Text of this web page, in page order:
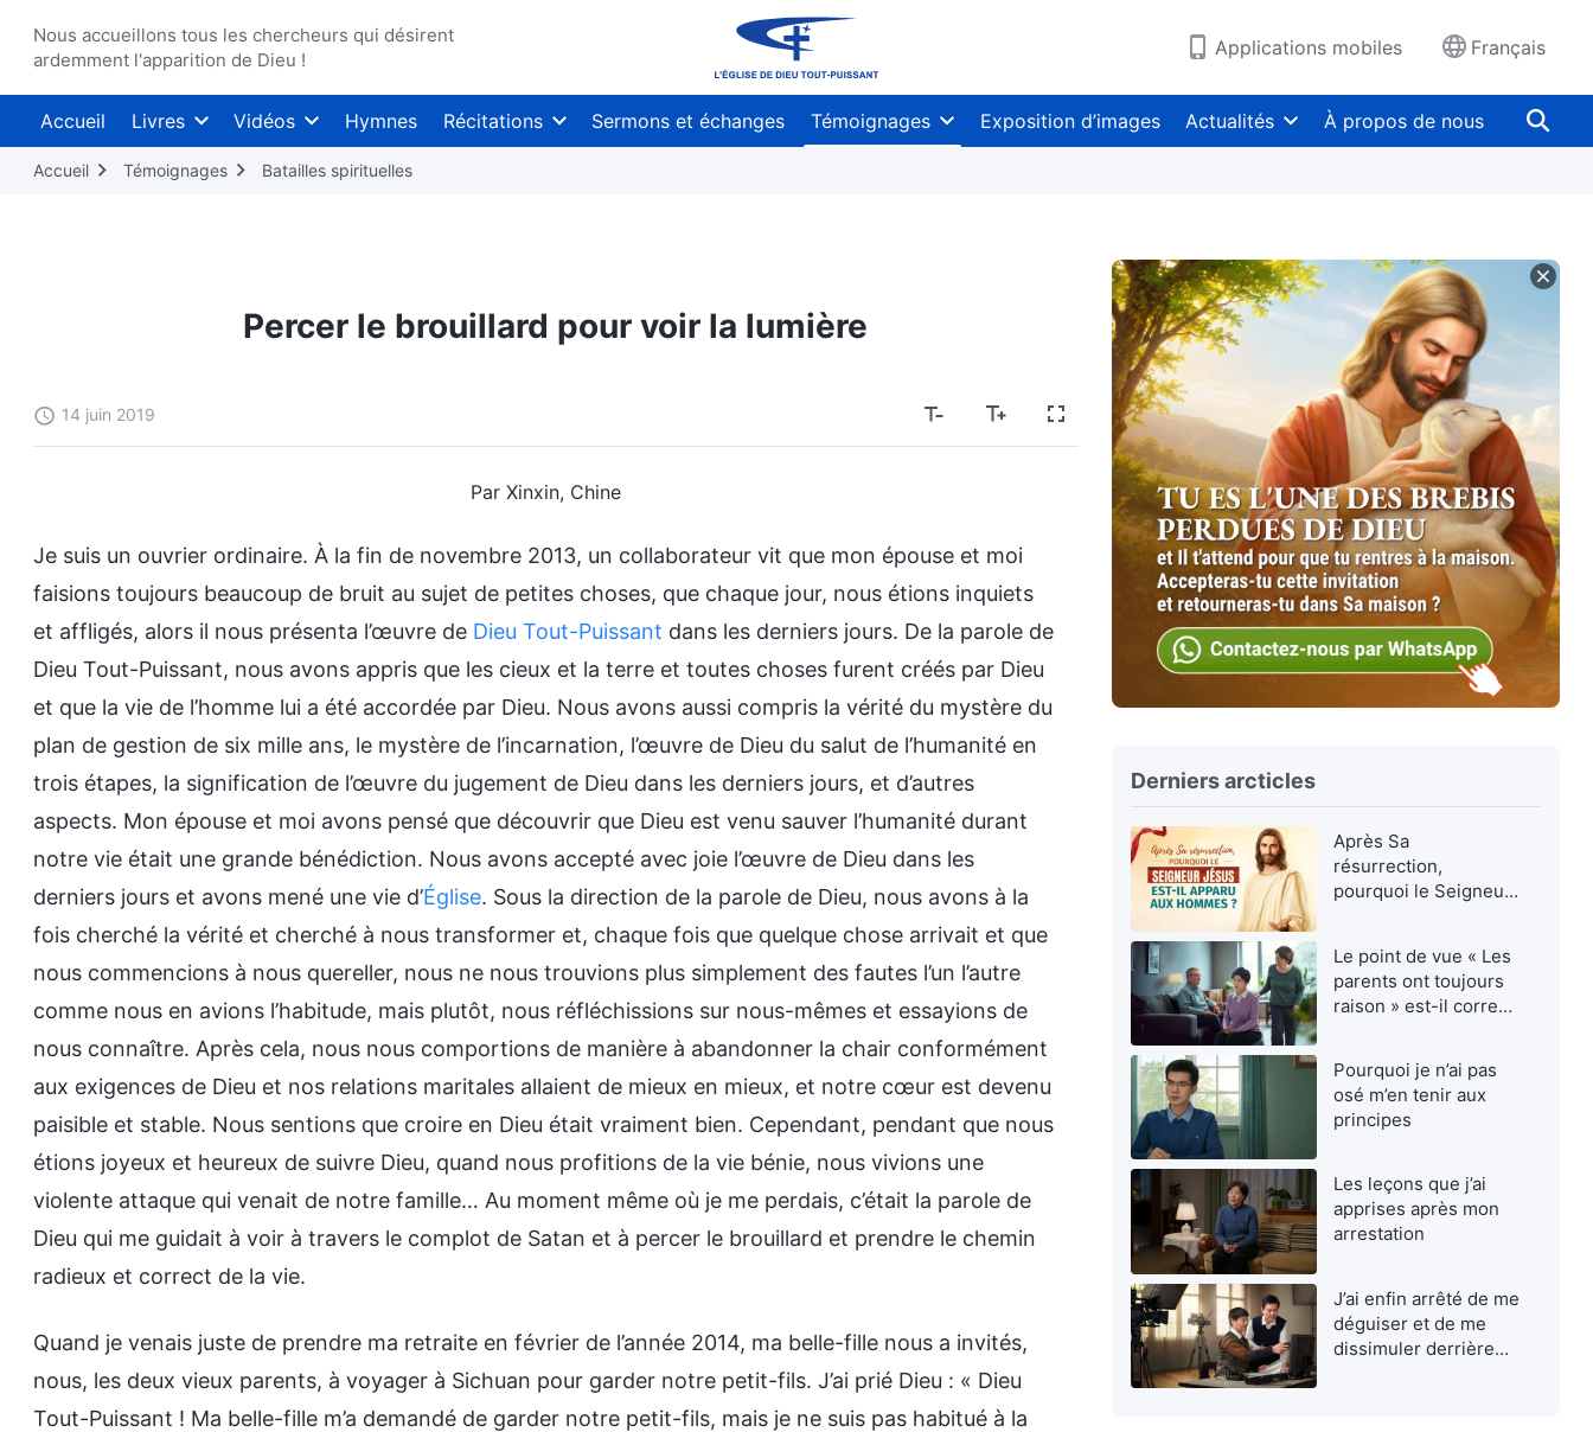
Nous accueillons tous les chercheurs qui désirent
ardemment l'apparition de Dieu !
Applications mobiles Français
Accueil Livres Vidéos Hymnes Récitations Sermons et échanges Témoignages Exposition d’images Actualités À propos de nous
Accueil Témoignages Batailles spirituelles
Percer le brouillard pour voir la lumière
14 juin 2019
Par Xinxin, Chine
Je suis un ouvrier ordinaire. À la fin de novembre 2013, un collaborateur vit que mon épouse et moi
faisions toujours beaucoup de bruit au sujet de petites choses, que chaque jour, nous étions inquiets
et affligés, alors il nous présenta l’œuvre de Dieu Tout-Puissant dans les derniers jours. De la parole de
Dieu Tout-Puissant, nous avons appris que les cieux et la terre et toutes choses furent créés par Dieu
et que la vie de l’homme lui a été accordée par Dieu. Nous avons aussi compris la vérité du mystère du
plan de gestion de six mille ans, le mystère de l’incarnation, l’œuvre de Dieu du salut de l’humanité en
trois étapes, la signification de l’œuvre du jugement de Dieu dans les derniers jours, et d’autres
aspects. Mon épouse et moi avons pensé que découvrir que Dieu est venu sauver l’humanité durant
notre vie était une grande bénédiction. Nous avons accepté avec joie l’œuvre de Dieu dans les
derniers jours et avons mené une vie d’Église. Sous la direction de la parole de Dieu, nous avons à la
fois cherché la vérité et cherché à nous transformer et, chaque fois que quelque chose arrivait et que
nous commencions à nous quereller, nous ne nous trouvions plus simplement des fautes l’un l’autre
comme nous en avions l’habitude, mais plutôt, nous réfléchissions sur nous-mêmes et essayions de
nous connaître. Après cela, nous nous comportions de manière à abandonner la chair conformément
aux exigences de Dieu et nos relations maritales allaient de mieux en mieux, et notre cœur est devenu
paisible et stable. Nous sentions que croire en Dieu était vraiment bien. Cependant, pendant que nous
étions joyeux et heureux de suivre Dieu, quand nous profitions de la vie bénie, nous vivions une
violente attaque qui venait de notre famille… Au moment même où je me perdais, c’était la parole de
Dieu qui me guidait à voir à travers le complot de Satan et à percer le brouillard et prendre le chemin
radieux et correct de la vie.
Quand je venais juste de prendre ma retraite en février de l’année 2014, ma belle-fille nous a invités,
nous, les deux vieux parents, à voyager à Sichuan pour garder notre petit-fils. J’ai prié Dieu : « Dieu
Tout-Puissant ! Ma belle-fille m’a demandé de garder notre petit-fils, mais je ne suis pas habitué à la
Derniers arcticles
Après Sa
résurrection,
pourquoi le Seigneur
Le point de vue « Les
parents ont toujours
raison » est-il correct
Pourquoi je n’ai pas
osé m’en tenir aux
principes
Les leçons que j’ai
apprises après mon
arrestation
J’ai enfin arrêté de me
déguiser et de me
dissimuler derrière